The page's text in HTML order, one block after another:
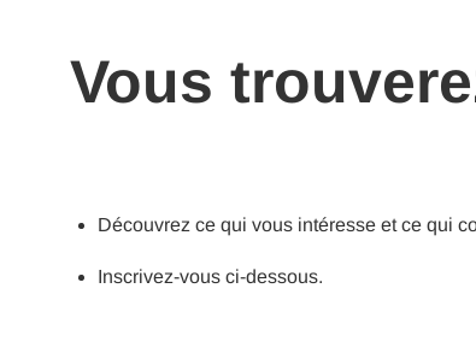
Vous
Découvrez ce qui vous intéresse et ce qui
Inscrivez-vous ci-dessous.